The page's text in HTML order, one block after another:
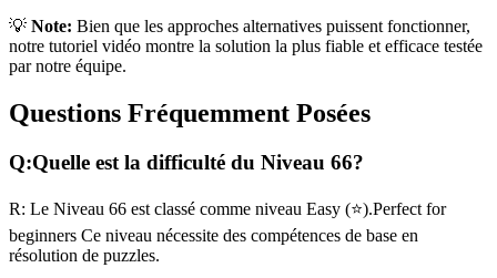
💡 Note: Bien que les approches alternatives puissent fonctionner,
notre tutoriel vidéo montre la solution la plus fiable et efficace testée
par notre équipe.
Questions Fréquemment Posées
Q:Quelle est la difficulté du Niveau 66?
R: Le Niveau 66 est classé comme niveau Easy (⭐).Perfect for
beginners Ce niveau nécessite des compétences de base en
résolution de puzzles.